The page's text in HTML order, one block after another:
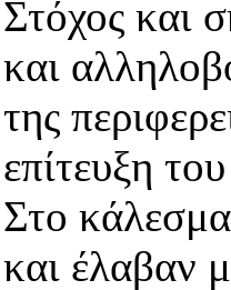
Στόχος και
και
της
επίτευξη
Στο
και έλαβαν